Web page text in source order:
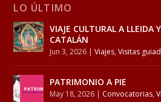
LO ÚLTIMO
VIAJE CULTURAL A LLEIDA
CATALÁN
Jun 3, 2026 |Viajes,Visitas
PATRIMONIO A PIE
May 18, 2026 | Convocatorias,